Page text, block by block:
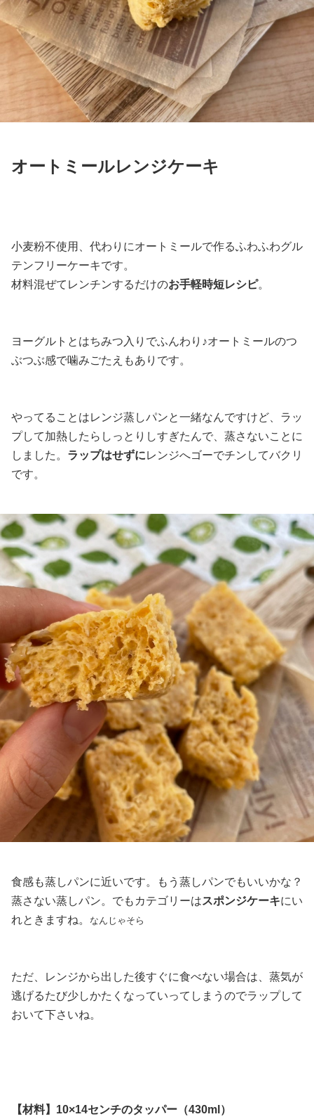
オートミールレンジケーキ
小麦粉不使用、代わりにオートミールで作るふわふわグル
テンフリーケーキです。
材料混ぜてレンチンするだけのお手軽時短レシピ。
ヨーグルトとはちみつ入りでふんわり♪オートミールのつ
ぶつぶ感で噛みごたえもありです。
やってることはレンジ蒸しパンと一緒なんですけど、ラッ
プして加熱したらしっとりしすぎたんで、蒸さないことに
しました。 ラップはせずにレンジへゴーでチンしてバクリ
です。
食感も蒸しパンに近いです。もう蒸しパンでもいいかな？
蒸さない蒸しパン。でもカテゴリーはスポンジケーキにい
れときますね。
なんじゃそら
ただ、レンジから出した後すぐに食べない場合は、蒸気が
逃げるたび少しかたくなっていってしまうのでラップして
おいて下さいね。
【材料】 10×14センチのタッパー（430ml）